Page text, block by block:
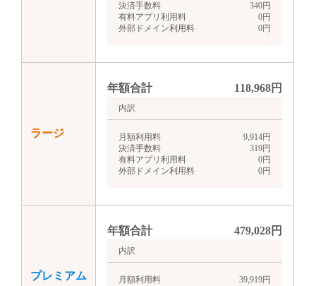
決済手数料
340円
有料アプリ利用料
0円
外部ドメイン利用料
0円
ラージ
年額合計 118,968円
内訳
月額利用料 9,914円
決済手数料
319円
有料アプリ利用料
0円
外部ドメイン利用料
0円
プレミアム
年額合計 479,028円
内訳
月額利用料 39,919円